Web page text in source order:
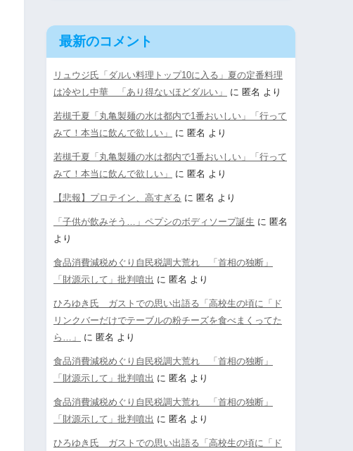
最新のコメント
リュウジ氏「ダルい料理トップ10に入る」夏の定番料理
は冷やし中華 「あり得ないほどダルい」
に 匿名 より
若槻千夏「丸亀製麺の水は都内で1番おいしい」「行って
みて！本当に飲んで欲しい」
に 匿名 より
若槻千夏「丸亀製麺の水は都内で1番おいしい」「行って
みて！本当に飲んで欲しい」
に 匿名 より
【悲報】プロテイン、高すぎる に 匿名 より
「子供が飲みそう…」ペプシのボディソープ誕生 に 匿名
より
食品消費減税めぐり自民税調大荒れ 「首相の独断」
「財源示して」批判噴出 に 匿名 より
ひろゆき氏 ガストでの思い出語る「高校生の頃に「ド
リンクバーだけでテーブルの粉チーズを食べまくってた
ら…」
に 匿名 より
食品消費減税めぐり自民税調大荒れ 「首相の独断」
「財源示して」批判噴出 に 匿名 より
食品消費減税めぐり自民税調大荒れ 「首相の独断」
「財源示して」批判噴出 に 匿名 より
ひろゆき氏 ガストでの思い出語る「高校生の頃に「ド